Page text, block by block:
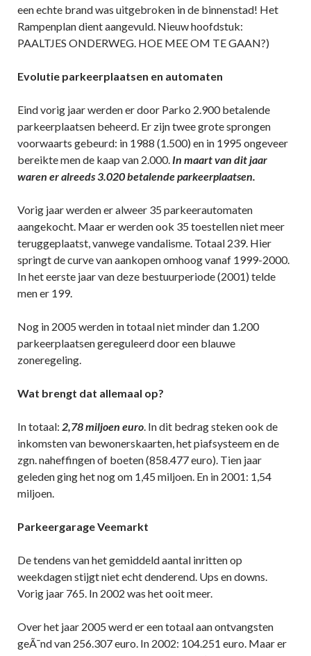
een echte brand was uitgebroken in de binnenstad! Het
Rampenplan dient aangevuld. Nieuw hoofdstuk:
PAALTJES ONDERWEG. HOE MEE OM TE GAAN?)
Evolutie parkeerplaatsen en automaten
Eind vorig jaar werden er door Parko 2.900 betalende
parkeerplaatsen beheerd. Er zijn twee grote sprongen
voorwaarts gebeurd: in 1988 (1.500) en in 1995 ongeveer
bereikte men de kaap van 2.000. In maart van dit jaar
waren er alreeds 3.020 betalende parkeerplaatsen.
Vorig jaar werden er alweer 35 parkeerautomaten
aangekocht. Maar er werden ook 35 toestellen niet meer
teruggeplaatst, vanwege vandalisme. Totaal 239. Hier
springt de curve van aankopen omhoog vanaf 1999-2000.
In het eerste jaar van deze bestuurperiode (2001) telde
men er 199.
Nog in 2005 werden in totaal niet minder dan 1.200
parkeerplaatsen gereguleerd door een blauwe
zoneregeling.
Wat brengt dat allemaal op?
In totaal: 2,78 miljoen euro. In dit bedrag steken ook de
inkomsten van bewonerskaarten, het piafsysteem en de
zgn. naheffingen of boeten (858.477 euro). Tien jaar
geleden ging het nog om 1,45 miljoen. En in 2001: 1,54
miljoen.
Parkeergarage Veemarkt
De tendens van het gemiddeld aantal inritten op
weekdagen stijgt niet echt denderend. Ups en downs.
Vorig jaar 765. In 2002 was het ooit meer.
Over het jaar 2005 werd er een totaal aan ontvangsten
geÃ¯nd van 256.307 euro. In 2002: 104.251 euro. Maar er